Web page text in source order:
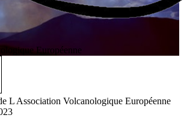
Européenne
L Association Volcanologique Européenne